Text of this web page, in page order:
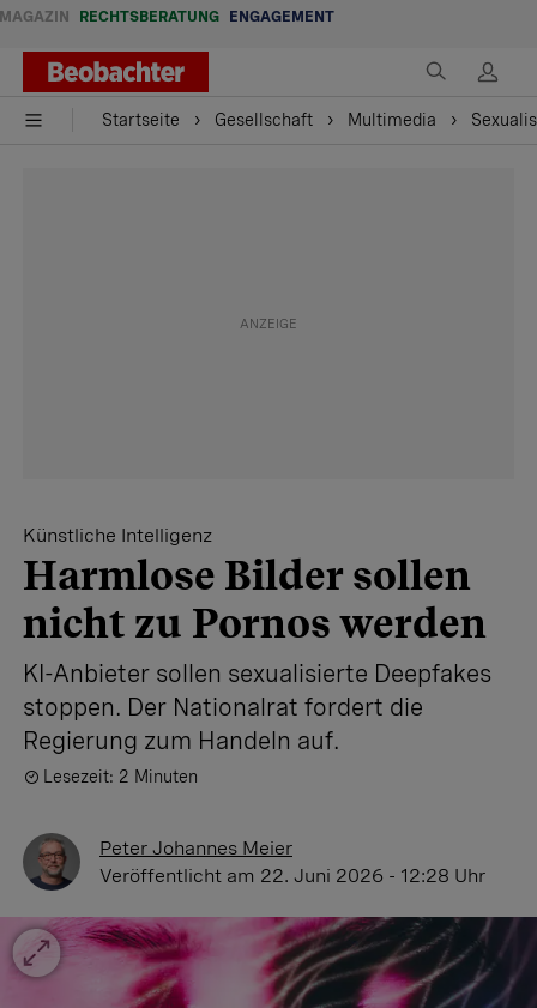
MAGAZIN RECHTSBERATUNG ENGAGEMENT
Startseite Gesellschaft Multimedia
Künstliche Intelligenz
Harmlose Bilder sollen
nicht zu Pornos werden
KI-Anbieter sollen sexualisierte Deepfakes
stoppen. Der Nationalrat fordert die
Regierung zum Handeln auf.
Lesezeit: 2 Minuten
Peter Johannes Meier
Veröffentlicht am 22. Juni 2026 - 12:28 Uhr